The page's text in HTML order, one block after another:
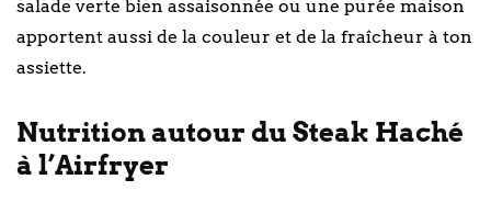
salade verte bien assaisonnée ou une purée maison
apportent aussi de la couleur et de la fraîcheur à ton
assiette.
Nutrition autour du Steak Haché
à l’Airfryer